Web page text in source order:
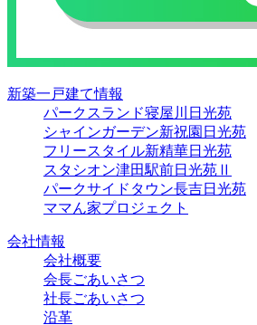
新築一戸建て情報
パークスランド寝屋川日光苑
シャインガーデン新祝園日光苑
フリースタイル新精華日光苑
スタシオン津田駅前日光苑Ⅱ
パークサイドタウン長吉日光苑
ママん家プロジェクト
会社情報
会社概要
会長ごあいさつ
社長ごあいさつ
沿革